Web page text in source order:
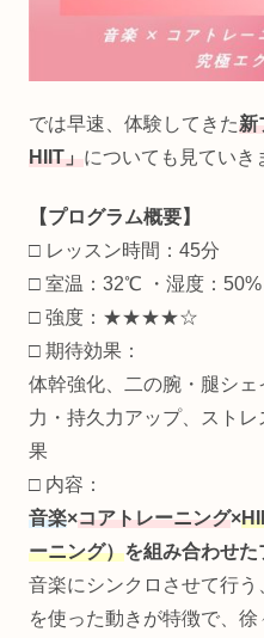
では早速、体験してきた新
HIIT」についても見ていき
【プログラム概要】
□ レッスン時間：45分
□ 室温：32℃ ・湿度：50%
□ 強度：★★★★☆
□ 期待効果：
体幹強化、二の腕・腿シ
力・持久力アップ、スト
果
□ 内容：
音楽×コアトレーニング×
ーニング）を組み合わせた
音楽にシンクロさせて行
を使った動きが特徴で、